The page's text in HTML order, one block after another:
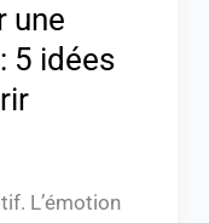
une
5 idées
L’émotion